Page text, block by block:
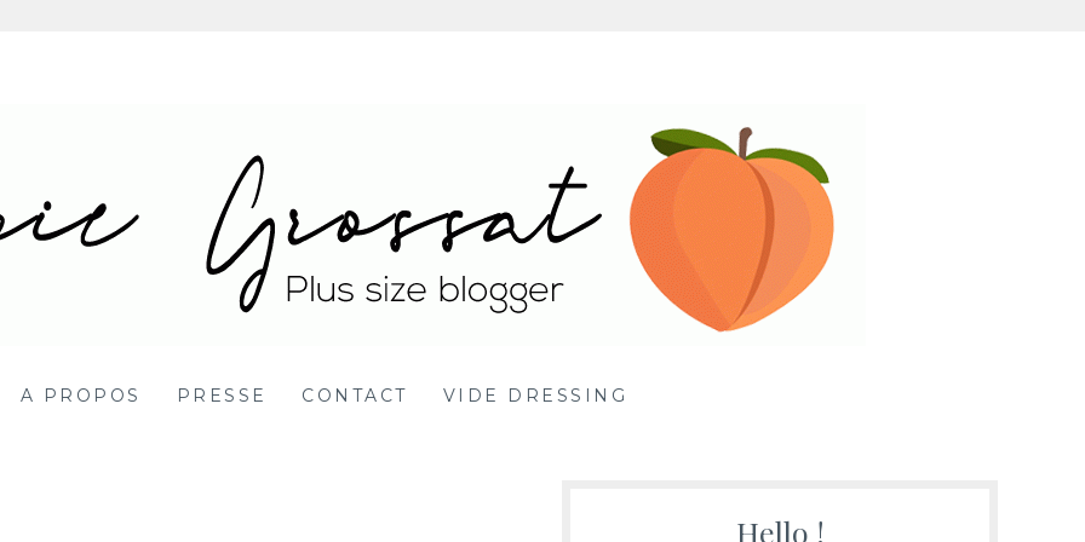
mode grande taille
A PROPOS PRESSE CONTACT VIDE DRESSING
Hello !